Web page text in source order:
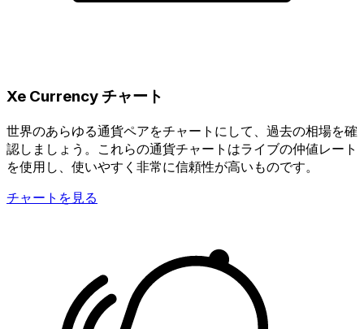
Xe Currency チャート
世界のあらゆる通貨ペアをチャートにして、過去の相場を確
認しましょう。これらの通貨チャートはライブの仲値レート
を使用し、使いやすく非常に信頼性が高いものです。
チャートを見る